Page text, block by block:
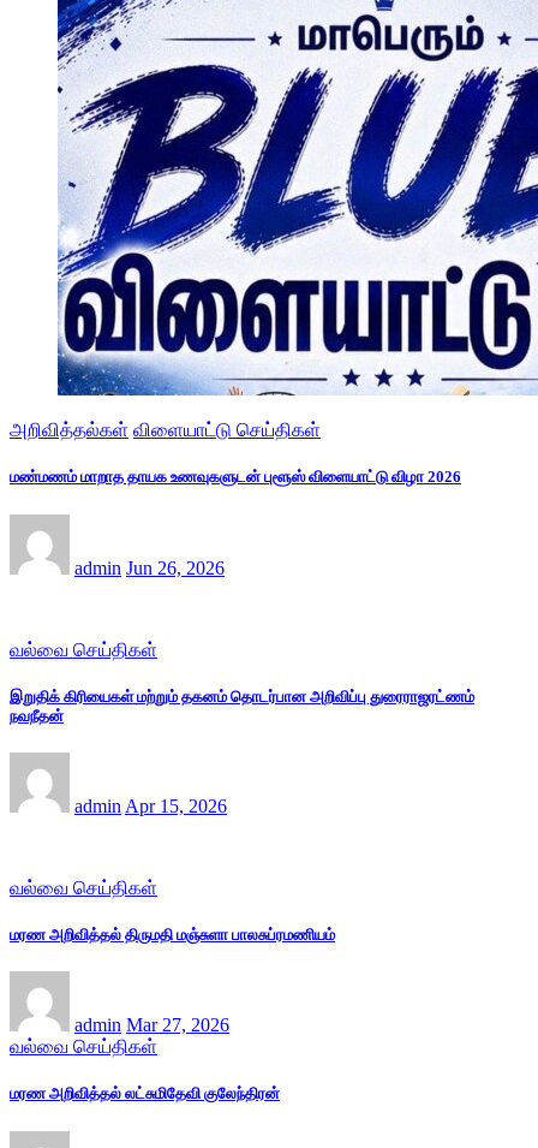
அறிவித்தல்கள் விளையாட்டு செய்திகள்
மண்மணம் மாறாத தாயக உணவுகளுடன் புளூஸ் விளையாட்டு விழா 2026
admin Jun 26, 2026
வல்வை செய்திகள்
இறுதிக் கிரியைகள் மற்றும் தகனம் தொடர்பான அறிவிப்பு துரைராஜரட்ணம்
நவநீதன்
admin Apr 15, 2026
வல்வை செய்திகள்
மரண அறிவித்தல் திருமதி மஞ்சுளா பாலசுப்ரமணியம்
admin Mar 27, 2026
வல்வை செய்திகள்
மரண அறிவித்தல் லட்சுமிதேவி குலேந்திரன்